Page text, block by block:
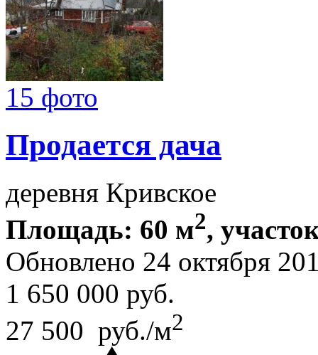
15 фото
Продается дача
деревня Кривское
Площадь: 60 м2,
Обновлено 24 октября
1 650 000 руб.
27 500 руб./м2